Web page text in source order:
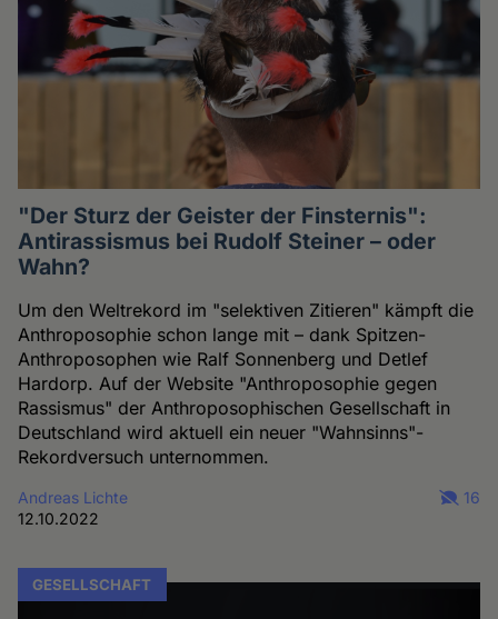
"Der Sturz der Geister der Finsternis":
Antirassismus bei Rudolf Steiner – oder
Wahn?
Um den Weltrekord im "selektiven Zitieren" kämpft die
Anthroposophie schon lange mit – dank Spitzen-
Anthroposophen wie Ralf Sonnenberg und Detlef
Hardorp. Auf der Website "Anthroposophie gegen
Rassismus" der Anthroposophischen Gesellschaft in
Deutschland wird aktuell ein neuer "Wahnsinns"-
Rekordversuch unternommen.
Andreas Lichte
12.10.2022
16
GESELLSCHAFT